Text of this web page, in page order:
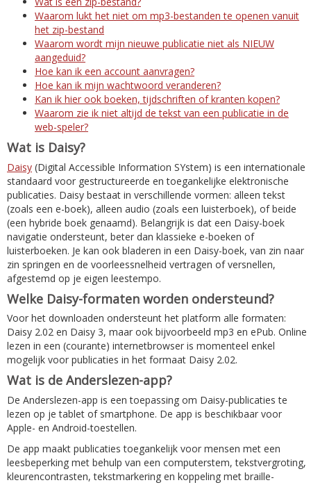
Waarom lukt het niet om mp3-bestanden te openen vanuit
het zip-bestand
Waarom wordt mijn nieuwe publicatie niet als NIEUW
aangeduid?
Hoe kan ik een account aanvragen?
Hoe kan ik mijn wachtwoord veranderen?
Kan ik hier ook boeken, tijdschriften of kranten kopen?
Waarom zie ik niet altijd de tekst van een publicatie in de
web-speler?
Wat is Daisy?
Daisy (Digital Accessible Information SYstem) is een internationale
standaard voor gestructureerde en toegankelijke elektronische
publicaties. Daisy bestaat in verschillende vormen: alleen tekst
(zoals een e-boek), alleen audio (zoals een luisterboek), of beide
(een hybride boek genaamd). Belangrijk is dat een Daisy-boek
navigatie ondersteunt, beter dan klassieke e-boeken of
luisterboeken. Je kan ook bladeren in een Daisy-boek, van zin naar
zin springen en de voorleessnelheid vertragen of versnellen,
afgestemd op je eigen leestempo.
Welke Daisy-formaten worden ondersteund?
Voor het downloaden ondersteunt het platform alle formaten:
Daisy 2.02 en Daisy 3, maar ook bijvoorbeeld mp3 en ePub. Online
lezen in een (courante) internetbrowser is momenteel enkel
mogelijk voor publicaties in het formaat Daisy 2.02.
Wat is de Anderslezen-app?
De Anderslezen-app is een toepassing om Daisy-publicaties te
lezen op je tablet of smartphone. De app is beschikbaar voor
Apple- en Android-toestellen.
De app maakt publicaties toegankelijk voor mensen met een
leesbeperking met behulp van een computerstem, tekstvergroting,
kleurencontrasten, tekstmarkering en koppeling met braille-